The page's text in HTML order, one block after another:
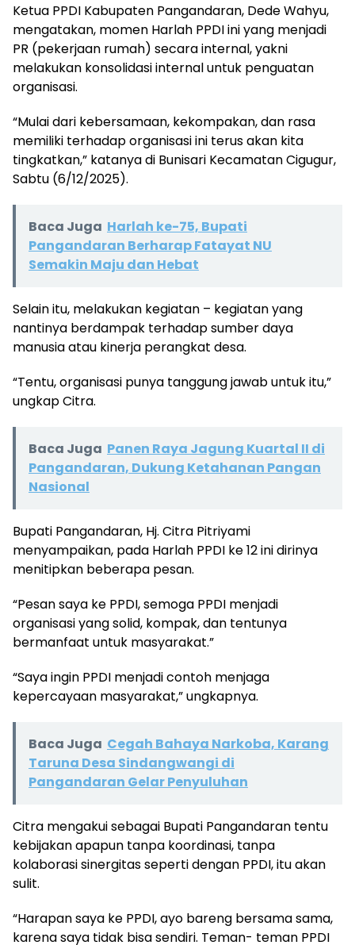
Ketua PPDI Kabupaten Pangandaran, Dede Wahyu,
mengatakan, momen Harlah PPDI ini yang menjadi
PR (pekerjaan rumah) secara internal, yakni
melakukan konsolidasi internal untuk penguatan
organisasi.
“Mulai dari kebersamaan, kekompakan, dan rasa
memiliki terhadap organisasi ini terus akan kita
tingkatkan,” katanya di Bunisari Kecamatan Cigugur,
Sabtu (6/12/2025).
Baca Juga Harlah ke-75, Bupati
Pangandaran Berharap Fatayat NU
Semakin Maju dan Hebat
Selain itu, melakukan kegiatan – kegiatan yang
nantinya berdampak terhadap sumber daya
manusia atau kinerja perangkat desa.
“Tentu, organisasi punya tanggung jawab untuk itu,”
ungkap Citra.
Baca Juga Panen Raya Jagung Kuartal II di
Pangandaran, Dukung Ketahanan Pangan
Nasional
Bupati Pangandaran, Hj. Citra Pitriyami
menyampaikan, pada Harlah PPDI ke 12 ini dirinya
menitipkan beberapa pesan.
“Pesan saya ke PPDI, semoga PPDI menjadi
organisasi yang solid, kompak, dan tentunya
bermanfaat untuk masyarakat.”
“Saya ingin PPDI menjadi contoh menjaga
kepercayaan masyarakat,” ungkapnya.
Baca Juga Cegah Bahaya Narkoba, Karang
Taruna Desa Sindangwangi di
Pangandaran Gelar Penyuluhan
Citra mengakui sebagai Bupati Pangandaran tentu
kebijakan apapun tanpa koordinasi, tanpa
kolaborasi sinergitas seperti dengan PPDI, itu akan
sulit.
“Harapan saya ke PPDI, ayo bareng bersama sama,
karena saya tidak bisa sendiri. Teman- teman PPDI